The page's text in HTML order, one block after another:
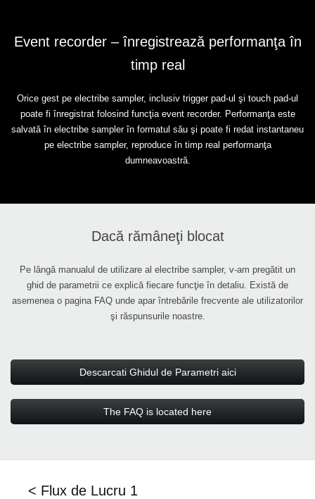
Event recorder – înregistrează performanţa în
timp real
Orice gest pe electribe sampler, inclusiv trigger pad-ul şi touch pad-ul
poate fi înregistrat folosind funcţia event recorder. Performanţa este
salvată în electribe sampler în formatul său şi poate fi redat instantaneu
pe electribe sampler, reproduce în timp real performanţa
dumneavoastră.
Dacă rămâneţi blocat
Pe lângă manualul de utilizare al electribe sampler, v-am pregătit un
ghid de parametrii ce explică fiecare funcţie în detaliu. Există de
asemenea o pagina FAQ unde apar întrebările frecvente ale utilizatorilor
şi răspunsurile noastre.
Descarcati Ghidul de Parametri aici
The FAQ is located here
< Flux de Lucru 1